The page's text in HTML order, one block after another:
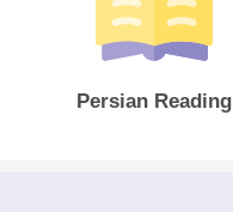
Persian Reading